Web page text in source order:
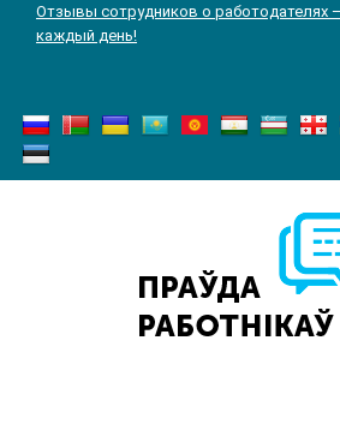
Отзывы сотрудников о работодателях
каждый день!